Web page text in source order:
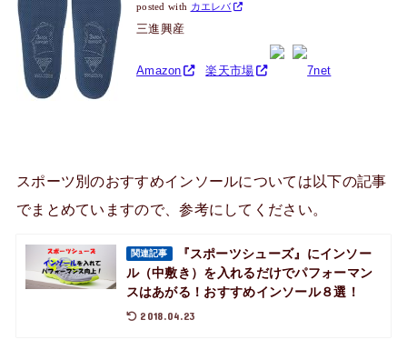
posted with カエレバ
三進興産
Amazon 楽天市場 7net
スポーツ別のおすすめインソールについては以下の記事
でまとめていますので、参考にしてください。
関連記事
『スポーツシューズ』にインソー
ル（中敷き）を入れるだけでパフォーマン
スはあがる！おすすめインソール８選！
2018.04.23